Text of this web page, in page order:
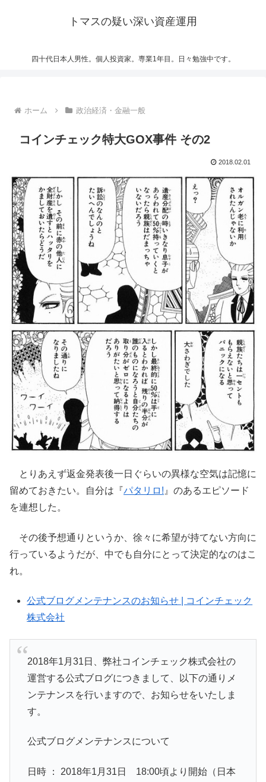
トマスの疑い深い資産運用
四十代日本人男性。個人投資家。専業1年目。日々勉強中です。
ホーム 政治経済・金融一般
コインチェック特大GOX事件 その2
2018.02.01
とりあえず返金発表後一日ぐらいの異様な空気は記憶に
留めておきたい。自分は『パタリロ! 』のあるエピソード
を連想した。
その後予想通りというか、徐々に希望が持てない方向に
行っているようだが、中でも自分にとって決定的なのはこ
れ。
公式ブログメンテナンスのお知らせ | コインチェック
株式会社
2018年1月31日、弊社コインチェック株式会社の
運営する公式ブログにつきまして、以下の通りメ
ンテナンスを行いますので、お知らせをいたしま
す。
公式ブログメンテナンスについて
日時 ： 2018年1月31日 18:00頃より開始（日本